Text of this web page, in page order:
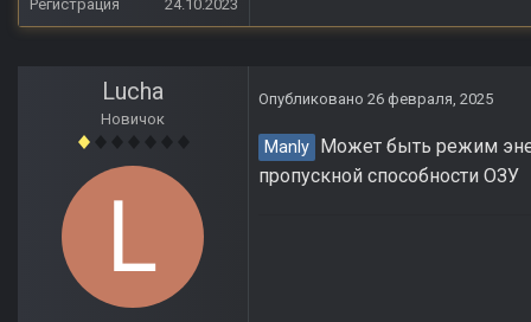
Регистрация
24.10.2023
Lucha
Новичок
Опубликовано 26 февраля, 2025
Manly
Может быть режим
пропускной способности ОЗУ